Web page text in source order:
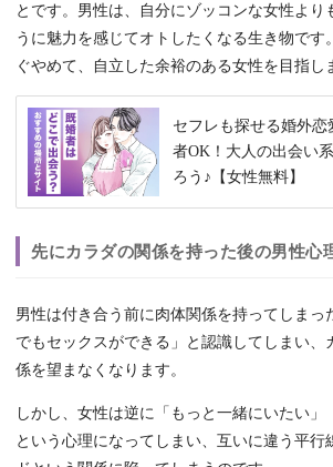
とです。男性は、自分にゾッコンな女性より
うに魅力を感じてオトしたくなる生き物です
ぐやめて、自立した余裕のある女性を目指し
セフレも探せる婚外
者OK！大人の出会い
ろう♪【女性無料】
先にカラダの関係を持った後の男性心
男性は付き合う前に肉体関係を持ってしまっ
でもセックスができる」と認識してしまい、
係を望まなくなります。
しかし、女性は逆に「もっと一緒にいたい」
という心理になってしまい、互いに違う平行